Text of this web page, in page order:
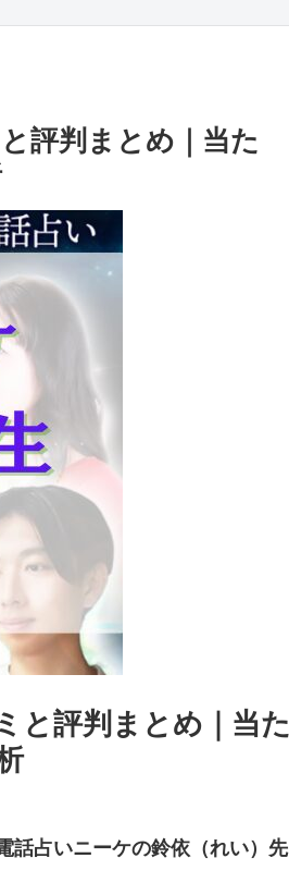
評判まとめ｜当た
と評判まとめ｜当た
話占いニーケの鈴依（れい）先